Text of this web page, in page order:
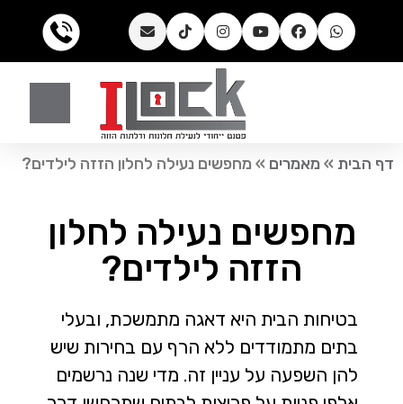
דף הבית » מאמרים » מחפשים נעילה לחלון הזזה לילדים?
מחפשים נעילה לחלון
הזזה לילדים?
בטיחות הבית היא דאגה מתמשכת, ובעלי
בתים מתמודדים ללא הרף עם בחירות שיש
להן השפעה על עניין זה. מדי שנה נרשמים